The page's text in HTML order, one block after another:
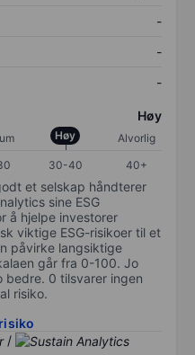
-
-
-
Høy
Høy
Alvorlig
30-40 40+
et selskap håndterer
sine ESG
å hjelpe investorer
viktige ESG-risikoer til et
påvirke langsiktige
går fra 0-100. Jo
bedre. 0 tilsvarer ingen
risiko.
/